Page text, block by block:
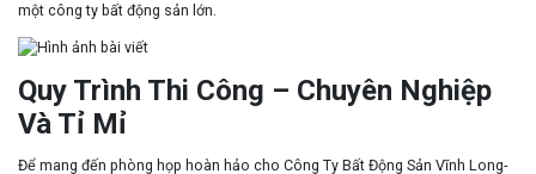
một công ty bất động sản lớn.
Quy Trình Thi Công – Chuyên Nghiệp
Và Tỉ Mỉ
Để mang đến phòng họp hoàn hảo cho Công Ty Bất Động Sản Vĩnh Long-